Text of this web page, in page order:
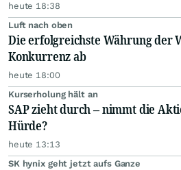
heute 18:38
Luft nach oben
Die erfolgreichste Währung der
Konkurrenz ab
heute 18:00
Kurserholung hält an
SAP zieht durch – nimmt die
Hürde?
heute 13:13
SK hynix geht jetzt aufs Ganze